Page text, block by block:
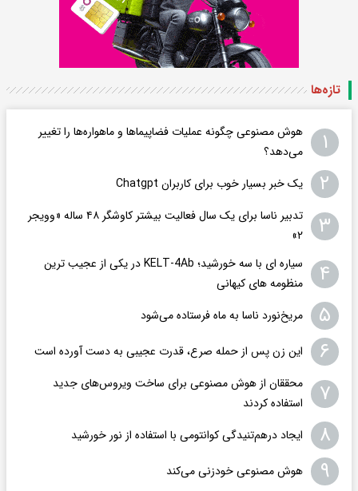
تازه‌ها
۱
هوش مصنوعی چگونه عملیات فضاپیماها و ماهواره‌ها را تغییر
می‌دهد؟
۲ یک خبر بسیار خوب برای کاربران Chatgpt
۳
تدبیر ناسا برای یک سال فعالیت بیشتر کاوشگر ۴۸ ساله «وویجر
۲»
۴
سیاره ای با سه خورشید؛ KELT-4Ab در یکی از عجیب ترین
منظومه های کیهانی
۵ مریخ‌نورد ناسا به ماه فرستاده می‌شود
۶ این زن پس از حمله صرع، قدرت عجیبی به دست آورده است
۷
محققان از هوش مصنوعی برای ساخت ویروس‌های جدید
استفاده کردند
۸ ایجاد درهم‌تنیدگی کوانتومی با استفاده از نور خورشید
۹ هوش مصنوعی خودزنی می‌کند